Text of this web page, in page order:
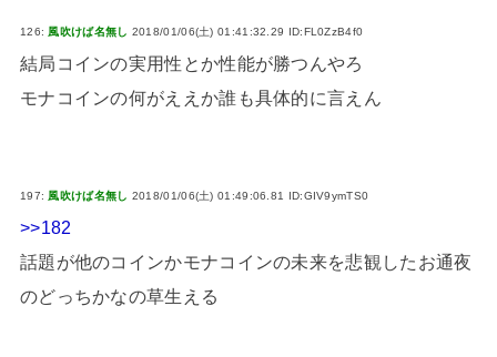
126: 風吹けば名無し 2018/01/06(土) 01:41:32.29 ID:FL0ZzB4f0
結局コインの実用性とか性能が勝つんやろ
モナコインの何がええか誰も具体的に言えん
197: 風吹けば名無し 2018/01/06(土) 01:49:06.81 ID:GIV9ymTS0
>>182
話題が他のコインかモナコインの未来を悲観したお通夜
のどっちかなの草生える